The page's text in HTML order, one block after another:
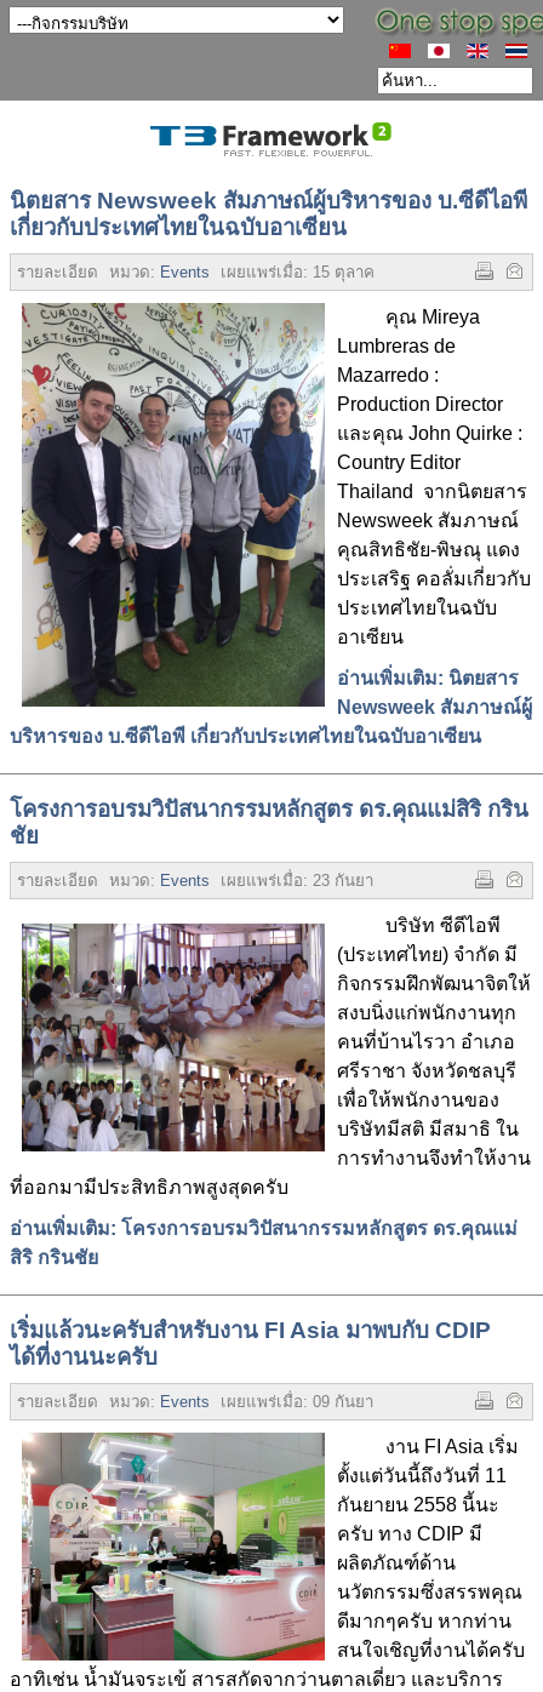
นิตยสาร Newsweek สัมภาษณ์ผู้บริหารของ บ.ซีดีไอพี
เกี่ยวกับประเทศไทยในฉบับอาเซียน
รายละเอียด หมวด: Events เผยแพร่เมื่อ: 15 ตุลาคม 2558 4347
คุณ Mireya
Lumbreras de
Mazarredo :
Production Director
และคุณ John Quirke :
Country Editor
Thailand จากนิตยสาร
Newsweek สัมภาษณ์
คุณสิทธิชัย-พิษณุ แดง
ประเสริฐ คอลั่มเกี่ยวกับ
ประเทศไทยในฉบับ
อาเซียน
อ่านเพิ่มเติม: นิตยสาร
Newsweek สัมภาษณ์ผู้
บริหารของ บ.ซีดีไอพี เกี่ยวกับประเทศไทยในฉบับอาเซียน
โครงการอบรมวิปัสนากรรมหลักสูตร ดร.คุณแม่สิริ กริน
ชัย
รายละเอียด หมวด: Events เผยแพร่เมื่อ: 23 กันยายน 2558 5090
บริษัท ซีดีไอพี
(ประเทศไทย) จำกัด มี
กิจกรรมฝึกพัฒนาจิตให้
สงบนิ่งแก่พนักงานทุก
คนที่บ้านไรวา อำเภอ
ศรีราชา จังหวัดชลบุรี
เพื่อให้พนักงานของ
บริษัทมีสติ มีสมาธิ ใน
การทำงานจึงทำให้งาน
ที่ออกมามีประสิทธิภาพสูงสุดครับ
อ่านเพิ่มเติม: โครงการอบรมวิปัสนากรรมหลักสูตร ดร.คุณแม่
สิริ กรินชัย
เริ่มแล้วนะครับสำหรับงาน FI Asia มาพบกับ CDIP
ได้ที่งานนะครับ
รายละเอียด หมวด: Events เผยแพร่เมื่อ: 09 กันยายน 2558 4319
งาน FI Asia เริ่ม
ตั้งแต่วันนี้ถึงวันที่ 11
กันยายน 2558 นี้นะ
ครับ ทาง CDIP มี
ผลิตภัณฑ์ด้าน
นวัตกรรมซึ่งสรรพคุณ
ดีมากๆครับ หากท่าน
สนใจเชิญที่งานได้ครับ
อาทิเช่น น้ำมันจระเข้ สารสกัดจากว่านตาลเดี่ยว และบริการ